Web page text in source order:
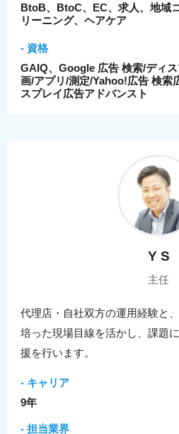
BtoB、BtoC、EC、求人、地域
リーニング、ヘアケア
- 資格
GAIQ、Google 広告 検索/ディ
画/アプリ/測定/Yahoo!広告 検索
スプレイ広告アドバンスト
Y S
主任
代理店・自社双方の運用経験と
培った現場目線を活かし、課題
援を行います。
- キャリア
9年
- 担当業界